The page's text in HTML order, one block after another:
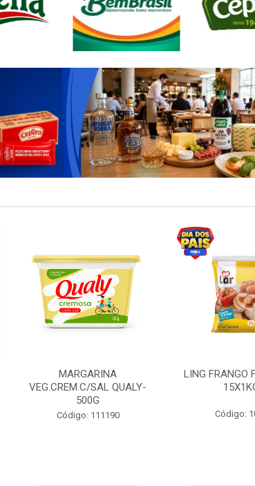
MARGARINA
VEG.CREM.C/SAL QUALY-
500G
Código: 111190
LING FRANGO
Código: